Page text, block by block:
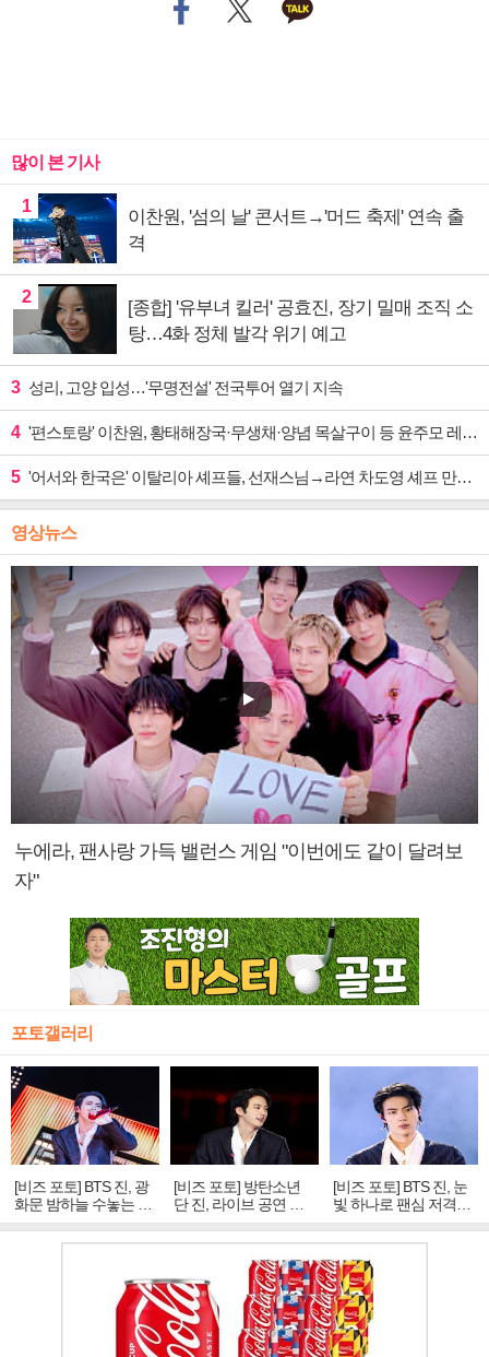
많이 본 기사
1
이찬원, '섬의 날' 콘서트→'머드 축제' 연속 출
격
2
[종합] '유부녀 킬러' 공효진, 장기 밀매 조직 소
탕…4화 정체 발각 위기 예고
3 성리, 고양 입성…'무명전설' 전국투어 열기 지속
4 '편스토랑' 이찬원, 황태해장국·무생채·양념 목살구이 등 윤주모 레시피 섭렵
5 '어서와 한국은' 이탈리아 셰프들, 선재스님→라연 차도영 셰프 만난다
영상뉴스
누에라, 팬사랑 가득 밸런스 게임 "이번에도 같이 달려보
자"
포토갤러리
[비즈 포토] BTS 진, 광
화문 밤하늘 수놓는 '비
주얼 킹'의 열창
[비즈 포토] 방탄소년
단 진, 라이브 공연 중
빛나는 독보적 아우라
[비즈 포토] BTS 진, 눈
빛 하나로 팬심 저격…
독보적 카리스마